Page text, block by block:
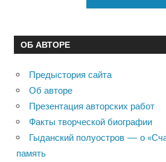
ОБ АВТОРЕ
Предыстория сайта
Об авторе
Презентация авторских работ
Факты творческой биографии
Гыданский полуостров — о
память